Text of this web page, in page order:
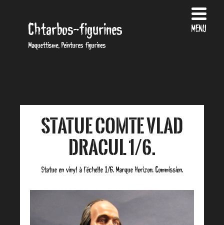
Chtarbos-figurines
Maquettisme, Peintures figurines
Statue Comte Vlad
Dracul 1/6.
Statue en vinyl à l’échelle 1/6. Marque Horizon. Commission.
MENU